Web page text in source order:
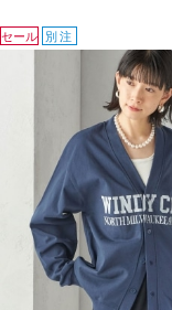
セール 別注